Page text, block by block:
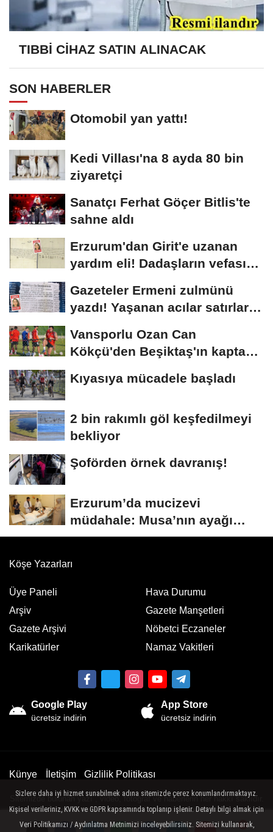
TIBBİ CİHAZ SATIN ALINACAK
SON HABERLER
Otomobil yan yattı!
Kedi Villası'na 8 ayda 80 bin
ziyaretçi
Sanatçı Ferhat Göçer Bitlis'te
sahne aldı
Erzurum'dan Girit'e uzanan
yardım eli! Dadaşların vefası
Gazeteler Ermeni zulmünü
yazdı! Yaşanan acılar satırlara
Vansporlu Ozan Can
Kökçü'den Beşiktaş'ın kaptanı
Kıyasıya mücadele başladı
2 bin rakımlı göl keşfedilmeyi
bekliyor
Şoförden örnek davranış!
Erzurum’da mucizevi
müdahale: Musa’nın ayağı
kurtarıldı
Köşe Yazarları
Üye Paneli
Arşiv
Gazete Arşivi
Karikatürler
Hava Durumu
Gazete Manşetleri
Nöbetci Eczaneler
Namaz Vakitleri
Google Play
ücretsiz indirin
App Store
ücretsiz indirin
Künye İletişim Gizlilik Politikası
Sitemizde bulunan yazı , video, fotoğraf ve haberlerin her hakkı saklıdır.
İzinsiz veya kaynak gösterilemeden kullanılamaz.
Sizlere daha iyi hizmet sunabilmek adına sitemizde çerez konumlandırmaktayız.
Kişisel verileriniz, KVKK ve GDPR kapsamında toplanıp işlenir. Detaylı bilgi almak için
Veri Politikamızı / Aydınlatma Metnimizi inceleyebilirsiniz. Sitemizi kullanarak,